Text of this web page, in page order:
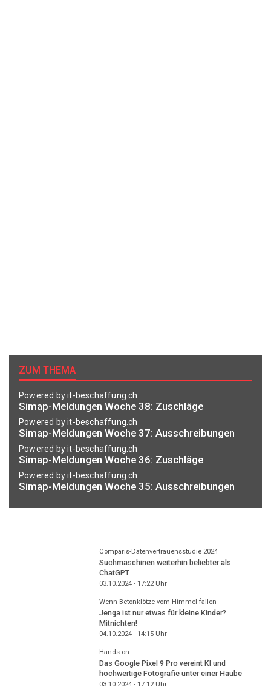
ZUM THEMA
Powered by it-beschaffung.ch
Simap-Meldungen Woche 38: Zuschläge
Powered by it-beschaffung.ch
Simap-Meldungen Woche 37: Ausschreibungen
Powered by it-beschaffung.ch
Simap-Meldungen Woche 36: Zuschläge
Powered by it-beschaffung.ch
Simap-Meldungen Woche 35: Ausschreibungen
Comparis-Datenvertrauensstudie 2024
Suchmaschinen weiterhin beliebter als
ChatGPT
03.10.2024 - 17:22Uhr
Wenn Betonklötze vom Himmel fallen
Jenga ist nur etwas für kleine Kinder?
Mitnichten!
04.10.2024 - 14:15Uhr
Hands-on
Das Google Pixel 9 Pro vereint KI und
hochwertige Fotografie unter einer Haube
03.10.2024 - 17:12Uhr